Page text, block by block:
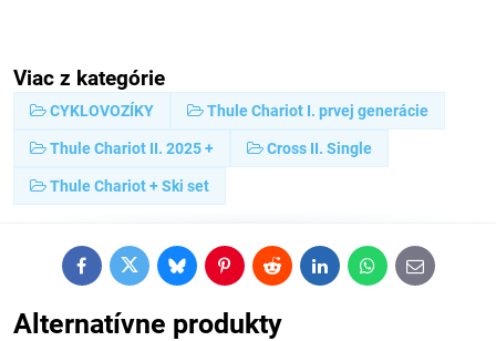
Viac z kategórie
CYKLOVOZÍKY Thule Chariot I. prvej generácie
Thule Chariot II. 2025 + Cross II. Single
Thule Chariot + Ski set
FacebookTwitterBlueskyPinterestRedditLinkedInWhatsApp
E-
mail
Alternatívne produkty